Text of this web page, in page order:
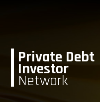
Private Debt
Investor
Network